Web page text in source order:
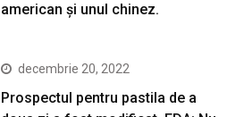
american şi unul chinez.
decembrie 20, 2022
Prospectul pentru pastila de a